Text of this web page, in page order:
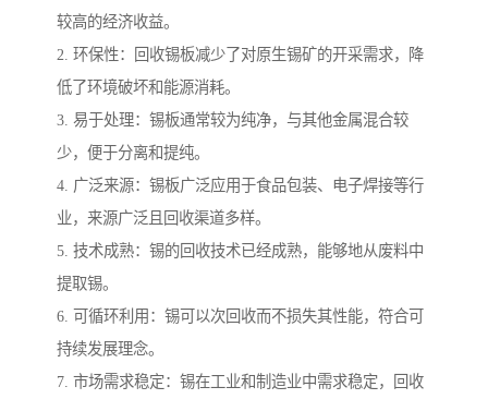
较高的经济收益。
2. 环保性：回收锡板减少了对原生锡矿的开采需求，降
低了环境破坏和能源消耗。
3. 易于处理：锡板通常较为纯净，与其他金属混合较
少，便于分离和提纯。
4. 广泛来源：锡板广泛应用于食品包装、电子焊接等行
业，来源广泛且回收渠道多样。
5. 技术成熟：锡的回收技术已经成熟，能够地从废料中
提取锡。
6. 可循环利用：锡可以次回收而不损失其性能，符合可
持续发展理念。
7. 市场需求稳定：锡在工业和制造业中需求稳定，回收